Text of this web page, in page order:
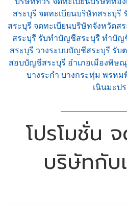
สระบุรี จดทะเบียนบริษัทสระบุรี
สระบุรี จดทะเบียนบริษัทจังหวัดส
สระบุรี รับทำบัญชีสระบุรี ทำบัญ
สระบุรี วางระบบบัญชีสระบุรี รับ
สอบบัญชีสระบุรี อำเภอเมืองพิษ
บางระกำ บางกระทุ่ม พรหม
เนินมะปร
โปรโมชั่น
บริษัทกับ